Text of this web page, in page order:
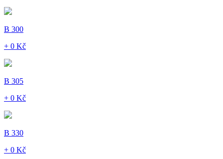
B 300
+ 0 Kč
B 305
+ 0 Kč
B 330
+ 0 Kč